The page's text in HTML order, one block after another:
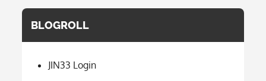
BLOGROLL
JIN33 Login